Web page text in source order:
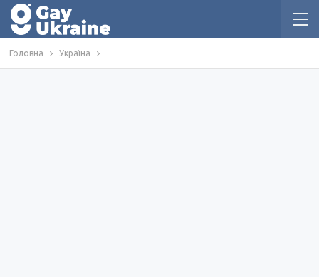
Головна Україна